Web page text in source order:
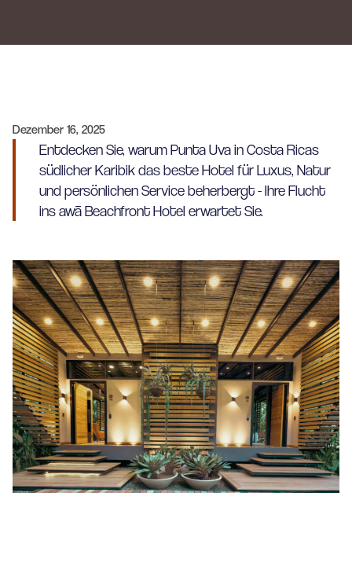
Dezember 16, 2025
Entdecken Sie, warum Punta Uva in Costa Ricas
südlicher Karibik das beste Hotel für Luxus, Natur
und persönlichen Service beherbergt - Ihre Flucht
ins awā Beachfront Hotel erwartet Sie.